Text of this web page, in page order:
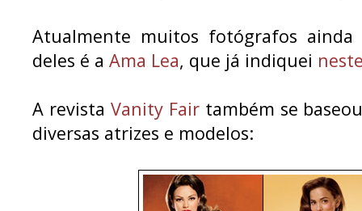
Atualmente muitos fotógrafos
deles é a Ama Lea, que já indiquei
A revista Vanity Fairtambém se
diversas atrizes e modelos: